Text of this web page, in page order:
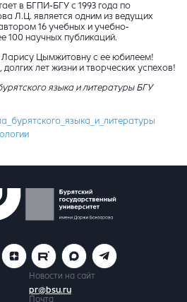
в БГПИ-БГУ с 1993 года по
Л.Ц. является одним из ведущих
16 учебных и учебно-
100 научных публикаций.
Цымжитовну с ее юбилеем!
лет жизни и творческих успехов!
языка и литературы БГУ
Новости на сайт
pr@bsu.ru
Почта